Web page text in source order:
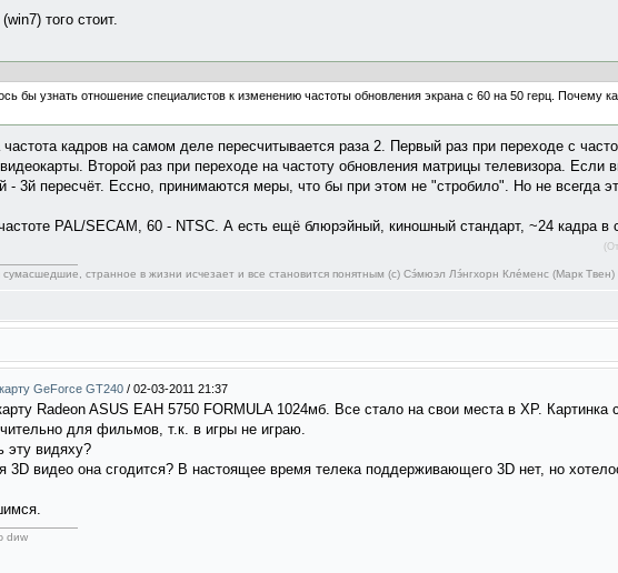
того стоит.
бы узнать отношение специалистов к изменению частоты обновления экрана с 60 на 50 герц. Почему
кадров на самом деле пересчитывается раза 2. Первый раз при переходе с
Второй раз при переходе на частоту обновления матрицы телевизора. Если
- 3й пересчёт. Ессно, принимаются меры, что бы при этом не "стробило". Но не всегда
PAL/SECAM, 60 - NTSC. А есть ещё блюрэйный, киношный стандарт, ~24 кадра в
странное в жизни исчезает и все становится понятным (c) Сэ́мюэл Лэ́нгхорн Кле́менс (Марк Твен)
GeForce GT240 / 02-03-2011 21:37
Radeon ASUS EAH 5750 FORMULA 1024мб. Все стало на свои места в ХР. Картинка
для фильмов, т.к. в игры не играю.
эту видяху?
видео она сгодится? В настоящее время телека поддерживающего 3D нет, но
dиw